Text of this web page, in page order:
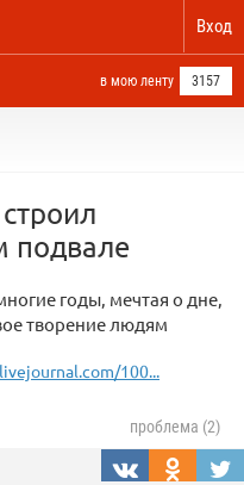
Вход
в мою ленту 3157
подвале
годы, мечтая о дне,
творение людям
100...
проблема (2)